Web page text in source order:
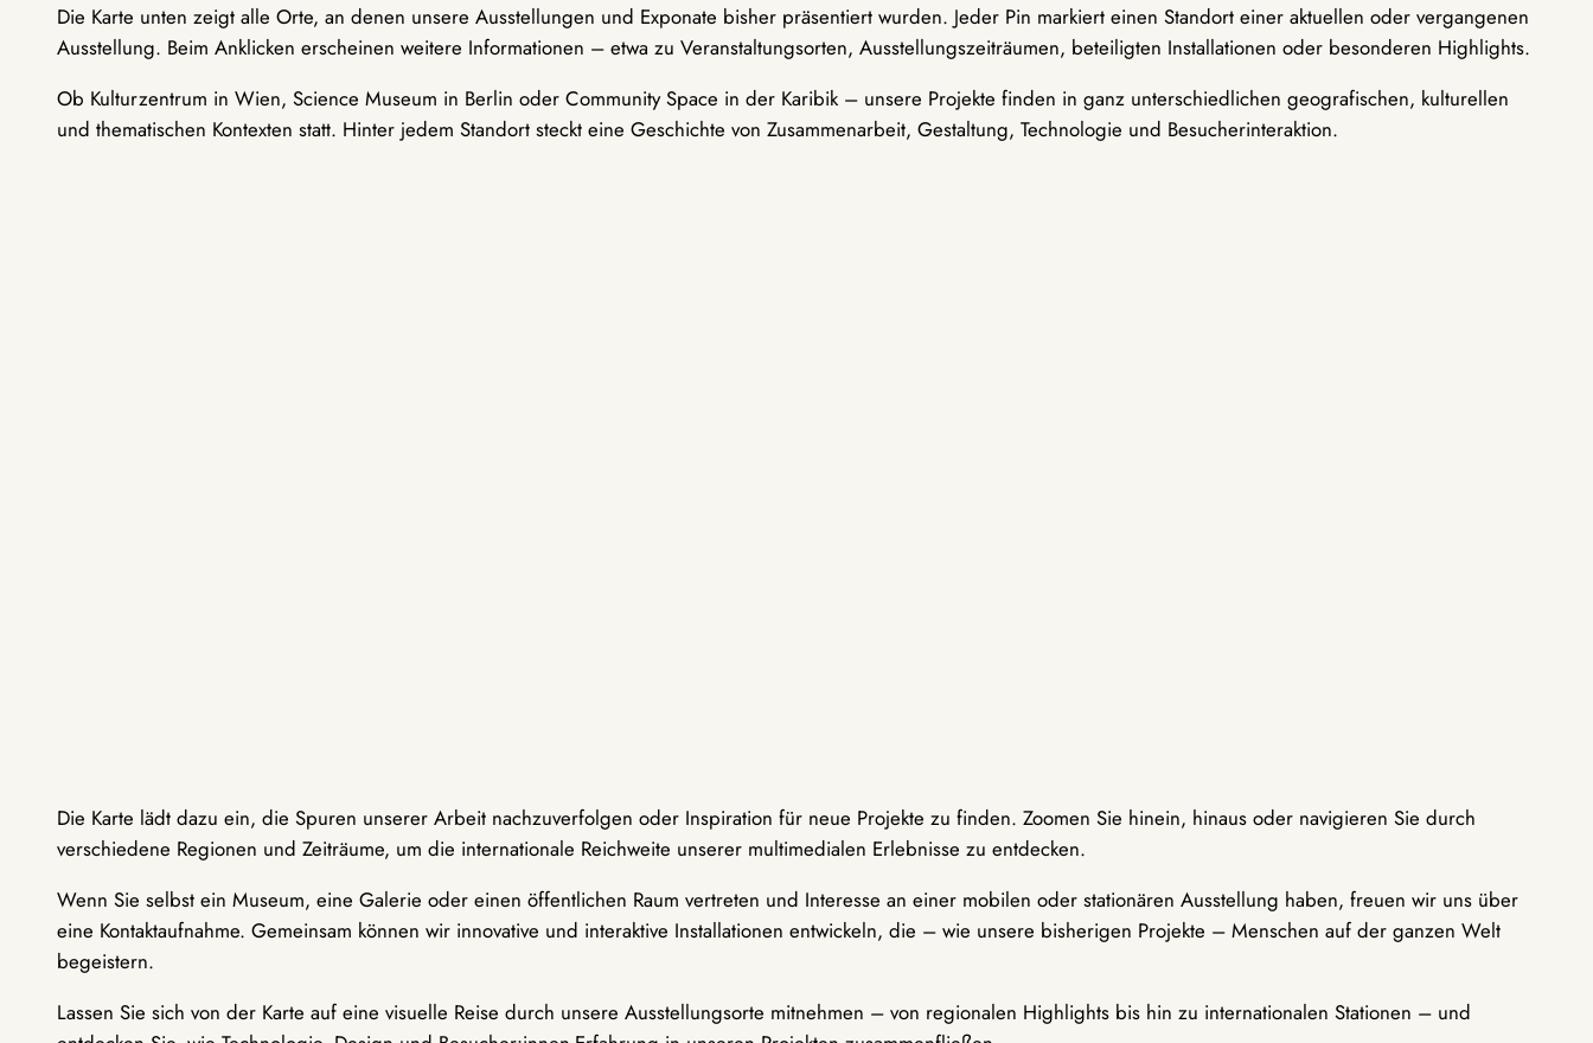
Die Karte unten zeigt alle Orte, an denen unsere Ausstellungen und Exponate bisher präsentiert wurden. Jeder Pin markiert einen Standort einer aktuellen oder vergangenen
Ausstellung. Beim Anklicken erscheinen weitere Informationen – etwa zu Veranstaltungsorten, Ausstellungszeiträumen, beteiligten Installationen oder besonderen Highlights.
Ob Kulturzentrum in Wien, Science Museum in Berlin oder Community Space in der Karibik – unsere Projekte finden in ganz unterschiedlichen geografischen, kulturellen
und thematischen Kontexten statt. Hinter jedem Standort steckt eine Geschichte von Zusammenarbeit, Gestaltung, Technologie und Besucherinteraktion.
Die Karte lädt dazu ein, die Spuren unserer Arbeit nachzuverfolgen oder Inspiration für neue Projekte zu finden. Zoomen Sie hinein, hinaus oder navigieren Sie durch
verschiedene Regionen und Zeiträume, um die internationale Reichweite unserer multimedialen Erlebnisse zu entdecken.
Wenn Sie selbst ein Museum, eine Galerie oder einen öffentlichen Raum vertreten und Interesse an einer mobilen oder stationären Ausstellung haben, freuen wir uns über
eine Kontaktaufnahme. Gemeinsam können wir innovative und interaktive Installationen entwickeln, die – wie unsere bisherigen Projekte – Menschen auf der ganzen Welt
begeistern.
Lassen Sie sich von der Karte auf eine visuelle Reise durch unsere Ausstellungsorte mitnehmen – von regionalen Highlights bis hin zu internationalen Stationen – und